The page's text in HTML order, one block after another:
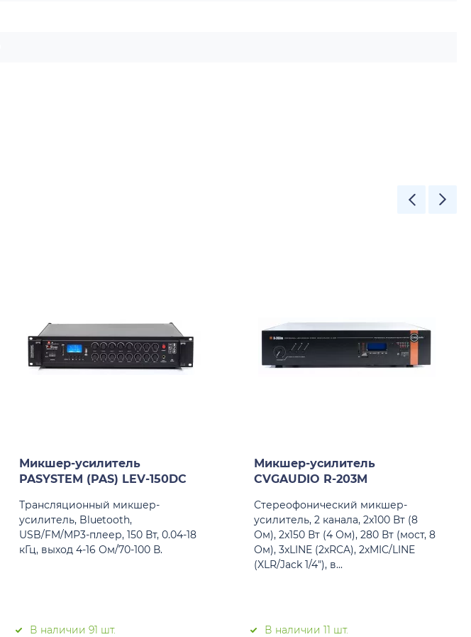
Микшер-усилитель
PASYSTEM (PAS) LEV-150DC
Трансляционный микшер-
усилитель, Bluetooth,
USB/FM/MP3-плеер, 150 Вт, 0.04-18
кГц, выход 4-16 Ом/70-100 В.
В наличии 91 шт.
Микшер-усилитель
CVGAUDIO R-203M
Стереофонический микшер-
усилитель, 2 канала, 2x100 Вт (8
Ом), 2x150 Вт (4 Ом), 280 Вт (мост, 8
Ом), 3xLINE (2хRCA), 2хMIC/LINE
(XLR/Jack 1/4"), в...
В наличии 11 шт.